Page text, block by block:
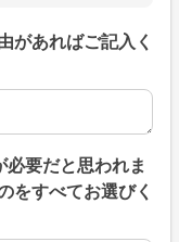
があればご記入く
があればご記入くだ
要だと思われま
をすべてお選びく